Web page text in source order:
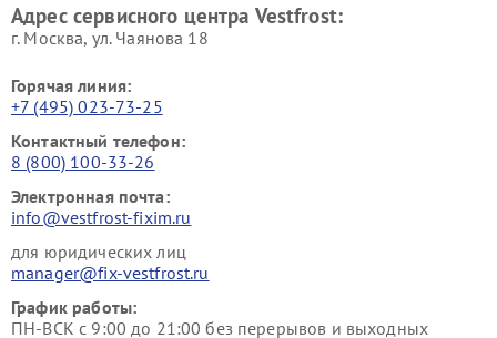
Адрес сервисного центра Vestfrost:
г. Москва, ул. Чаянова 18
Горячая линия:
+7 (495) 023-73-25
Контактный телефон:
8 (800) 100-33-26
Электронная почта:
info@vestfrost-fixim.ru
для юридических лиц
manager@fix-vestfrost.ru
График работы:
ПН-ВСК с 9:00 до 21:00 без перерывов и выходных